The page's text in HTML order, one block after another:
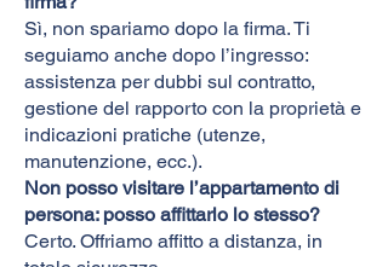
Sì, non spariamo dopo la firma. Ti
seguiamo anche dopo l’ingresso:
assistenza per dubbi sul contratto,
gestione del rapporto con la proprietà e
indicazioni pratiche (utenze,
manutenzione, ecc.).
Non posso visitare l’appartamento di
persona: posso affittarlo lo stesso?
Certo. Offriamo affitto a distanza, in